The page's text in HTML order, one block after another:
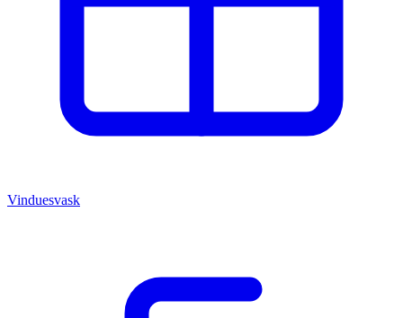
Vinduesvask